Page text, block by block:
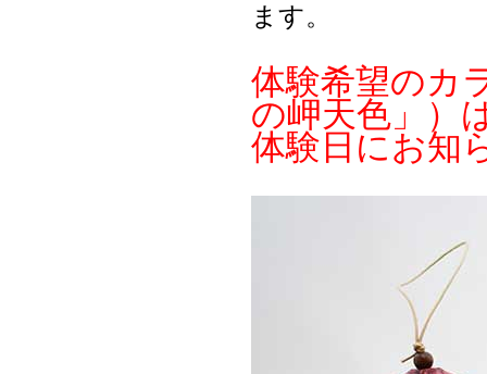
ます。
体験希望のカ
の岬天色」）
体験日にお知